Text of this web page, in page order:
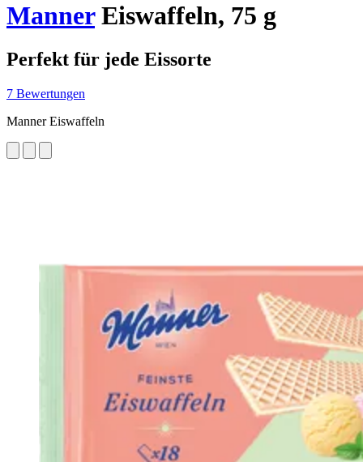
MannerEiswaffeln, 75 g
Perfekt für jede Eissorte
7 Bewertungen
Manner Eiswaffeln